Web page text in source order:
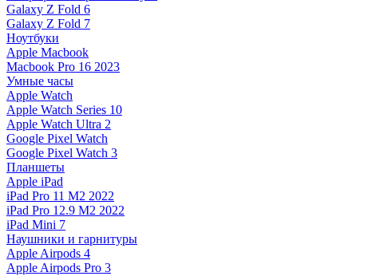
Galaxy Z Fold 6
Galaxy Z Fold 7
Ноутбуки
Apple Macbook
Macbook Pro 16 2023
Умные часы
Apple Watch
Apple Watch Series 10
Apple Watch Ultra 2
Google Pixel Watch
Google Pixel Watch 3
Планшеты
Apple iPad
iPad Pro 11 M2 2022
iPad Pro 12.9 M2 2022
iPad Mini 7
Наушники и гарнитуры
Apple Airpods 4
Apple Airpods Pro 3